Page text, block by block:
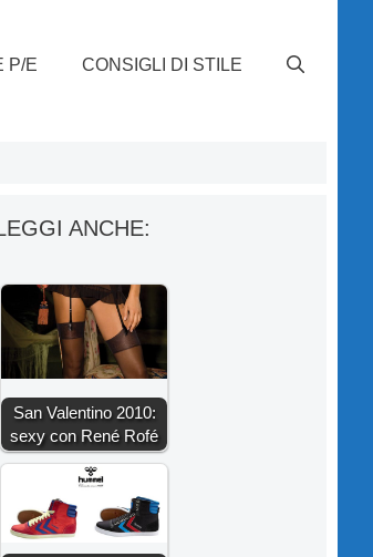
P/E CONSIGLI DI STILE
ANCHE:
San Valentino 2010:
sexy con René Rofé